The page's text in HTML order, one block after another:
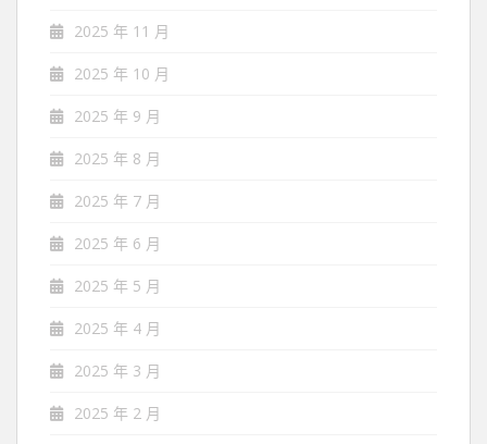
2025 年 11 月
2025 年 10 月
2025 年 9 月
2025 年 8 月
2025 年 7 月
2025 年 6 月
2025 年 5 月
2025 年 4 月
2025 年 3 月
2025 年 2 月